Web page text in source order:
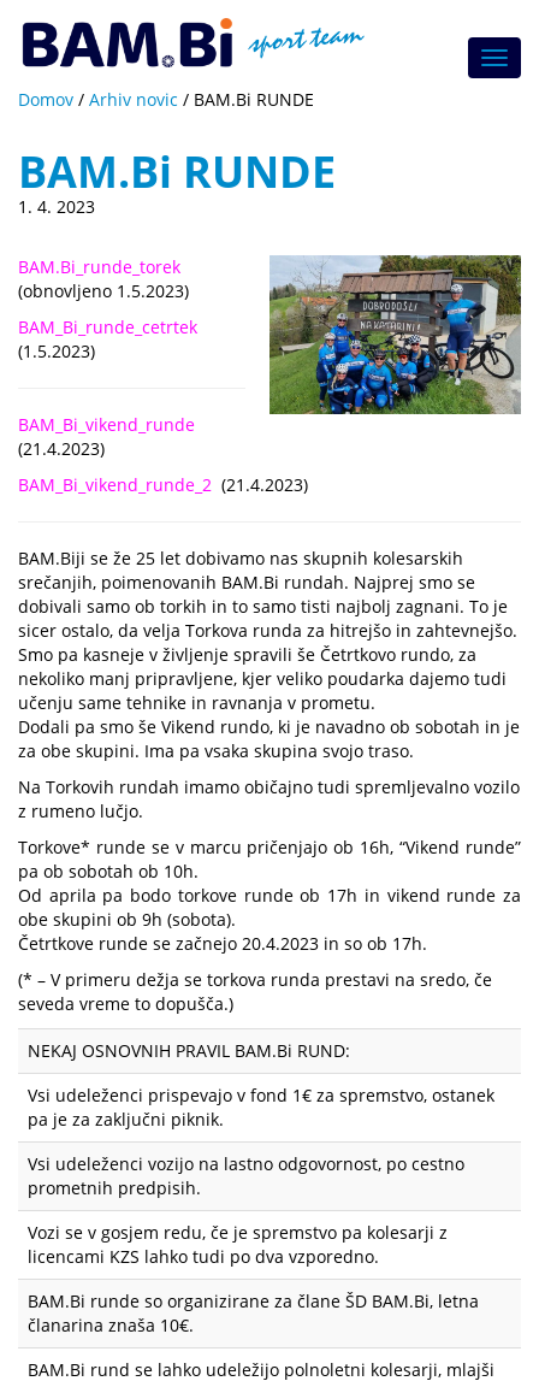
Domov / Arhiv novic / BAM.Bi RUNDE
BAM.Bi RUNDE
1. 4. 2023
BAM.Bi_runde_torek
(obnovljeno 1.5.2023)
BAM_Bi_runde_cetrtek
(1.5.2023)
BAM_Bi_vikend_runde
(21.4.2023)
BAM_Bi_vikend_runde_2 (21.4.2023)
BAM.Biji se že 25 let dobivamo nas skupnih kolesarskih
srečanjih, poimenovanih BAM.Bi rundah. Najprej smo se
dobivali samo ob torkih in to samo tisti najbolj zagnani. To je
sicer ostalo, da velja Torkova runda za hitrejšo in zahtevnejšo.
Smo pa kasneje v življenje spravili še Četrtkovo rundo, za
nekoliko manj pripravljene, kjer veliko poudarka dajemo tudi
učenju same tehnike in ravnanja v prometu.
Dodali pa smo še Vikend rundo, ki je navadno ob sobotah in je
za obe skupini. Ima pa vsaka skupina svojo traso.
Na Torkovih rundah imamo običajno tudi spremljevalno vozilo
z rumeno lučjo.
Torkove* runde se v marcu pričenjajo ob 16h, “Vikend runde”
pa ob sobotah ob 10h.
Od aprila pa bodo torkove runde ob 17h in vikend runde za
obe skupini ob 9h (sobota).
Četrtkove runde se začnejo 20.4.2023 in so ob 17h.
(* – V primeru dežja se torkova runda prestavi na sredo, če
seveda vreme to dopušča.)
NEKAJ OSNOVNIH PRAVIL BAM.Bi RUND:
Vsi udeleženci prispevajo v fond 1€ za spremstvo, ostanek
pa je za zaključni piknik.
Vsi udeleženci vozijo na lastno odgovornost, po cestno
prometnih predpisih.
Vozi se v gosjem redu, če je spremstvo pa kolesarji z
licencami KZS lahko tudi po dva vzporedno.
BAM.Bi runde so organizirane za člane ŠD BAM.Bi, letna
članarina znaša 10€.
BAM.Bi rund se lahko udeležijo polnoletni kolesarji, mlajši